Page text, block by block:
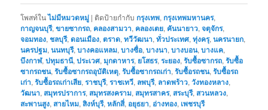
โพสท์ในไม่มีหมวดหมู่ | ติดป้ายกำกับ กรุงเทพ,กรุงเทพมหานคร,
กาญจนบุรี,ขายซากรถ, คลองสามวา, คลองเตย, คันนายาว,จตุจักร,
จอมทอง,ชลบุรี,ดอนเมือง,ตราด,ทวีวัฒนา,ทั่วประเทศ,ทุ่งครุ,นครนายก,
นครปฐม,นนทบุรี,บางคอแหลม,บางซื่อ,บางนา,บางบอน,บางแค,
บึงกาฬ,ปทุมธานี,ประเวศ,มุกดาหาร, ยโสธร,ระยอง,รับซื้อซากรถ,รับซื้อ
ซากรถชน,รับซื้อซากรถอุบัติเหตุ,รับซื้อซากรถเก่า,รับซื้อรถชน,รับซื้อรถ
เก่า,รับซื้อรถเก่าเสีย,ราชบุรี,ราชเทวี, ลพบุรี, ลาดพร้าว,วังทองหลาง,
วัฒนา, สมุทรปราการ, สมุทรสงคราม, สมุทรสาคร, สระบุรี, สวนหลวง,
สะพานสูง, สายไหม,สิงห์บุรี,หลักสี่, อยุธยา, อ่างทอง, เพชรบุรี